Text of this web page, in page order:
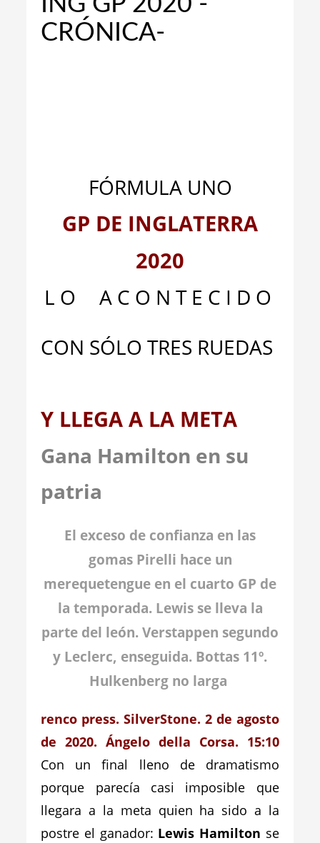
CRÓNICA-
FÓRMULA UNO
GP DE INGLATERRA
2020
L O
A C O N T E C I D O
CON SÓLO TRES RUEDAS
Y LLEGA A LA META
Gana Hamilton en su
patria
El exceso de confianza en las
gomas Pirelli hace un
merequetengue en el cuarto GP de
la temporada. Lewis se lleva la
parte del león. Verstappen segundo
y Leclerc, enseguida. Bottas 11º.
Hulkenberg no larga
renco press. SilverStone. 2 de agosto
de 2020. Ángelo della Corsa. 15:10
Con un final lleno de dramatismo
porque parecía casi imposible que
llegara a la meta quien ha sido a la
postre el ganador: Lewis Hamilton se